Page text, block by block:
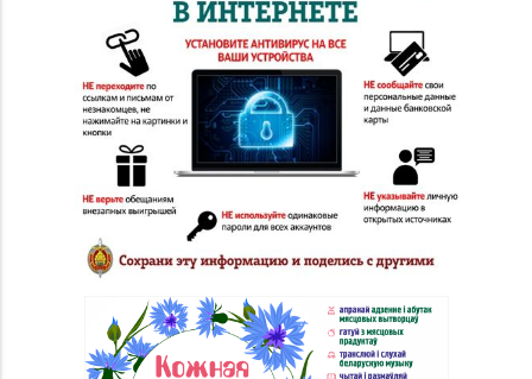
8 (0152) 62-26-47, 62-
Магазин
№51 «Аметист» г.
Гродно, ул. Ленина, д.
24, пом. 3
8 (01546) 5-51-54, 5-51-
Магазин
№10 «Жемчужина» г.
Лида, ул. Советская, д.
28-39
8 (0222) 64-09-37, 64-
Магазин
№6 «Изумруд» г.
Могилев, ул.